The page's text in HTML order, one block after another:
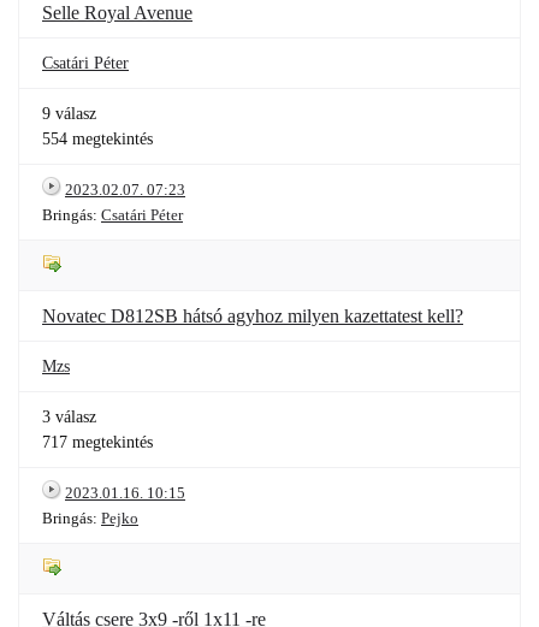
Selle Royal Avenue
Csatári Péter
9 válasz
554 megtekintés
2023.02.07. 07:23
Bringás: Csatári Péter
Novatec D812SB hátsó agyhoz milyen kazettatest kell?
Mzs
3 válasz
717 megtekintés
2023.01.16. 10:15
Bringás: Pejko
Váltás csere 3x9 -ről 1x11 -re